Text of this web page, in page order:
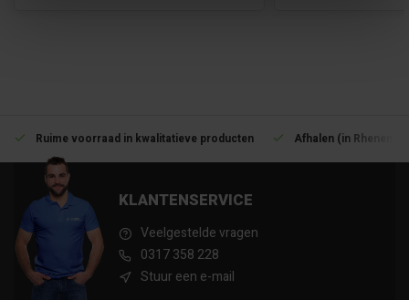
Ruime voorraad in kwalitatieve producten Afhalen (in Rhenen)
KLANTENSERVICE
Veelgestelde vragen
0317 358 228
Stuur een e-mail